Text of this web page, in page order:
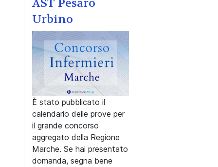
AST Pesaro
Urbino
È stato pubblicato il
calendario delle prove per
il grande concorso
aggregato della Regione
Marche. Se hai presentato
domanda, segna bene